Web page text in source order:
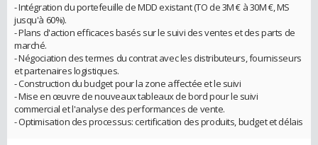
- Intégration du portefeuille de MDD existant (TO de 3M € à 30M €, MS
jusqu'à 60%).
- Plans d'action efficaces basés sur le suivi des ventes et des parts de
marché.
- Négociation des termes du contrat avec les distributeurs, fournisseurs
et partenaires logistiques.
- Construction du budget pour la zone affectée et le suivi
- Mise en œuvre de nouveaux tableaux de bord pour le suivi
commercial et l'analyse des performances de vente.
- Optimisation des processus: certification des produits, budget et délais